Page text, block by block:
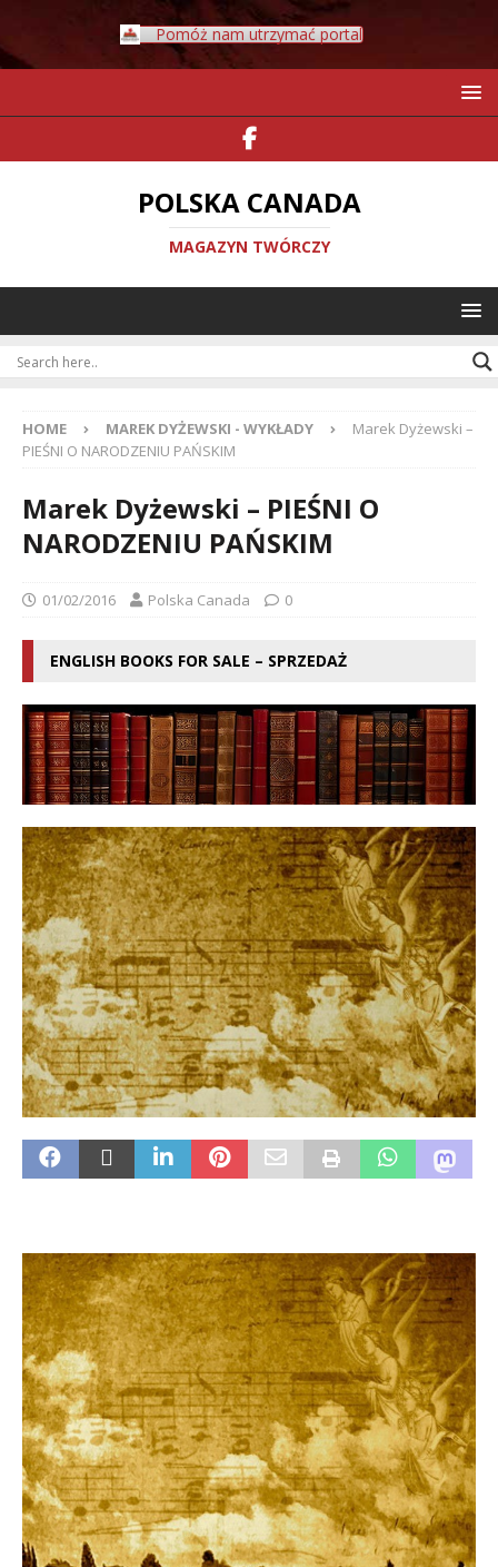
Pomóż nam utrzymać portal
POLSKA CANADA
MAGAZYN TWÓRCZY
HOME MAREK DYŻEWSKI - WYKŁADY
Marek Dyżewski –
PIEŚNI O NARODZENIU PAŃSKIM
Marek Dyżewski – PIEŚNI O
NARODZENIU PAŃSKIM
01/02/2016 Polska Canada 0
ENGLISH BOOKS FOR SALE – SPRZEDAŻ